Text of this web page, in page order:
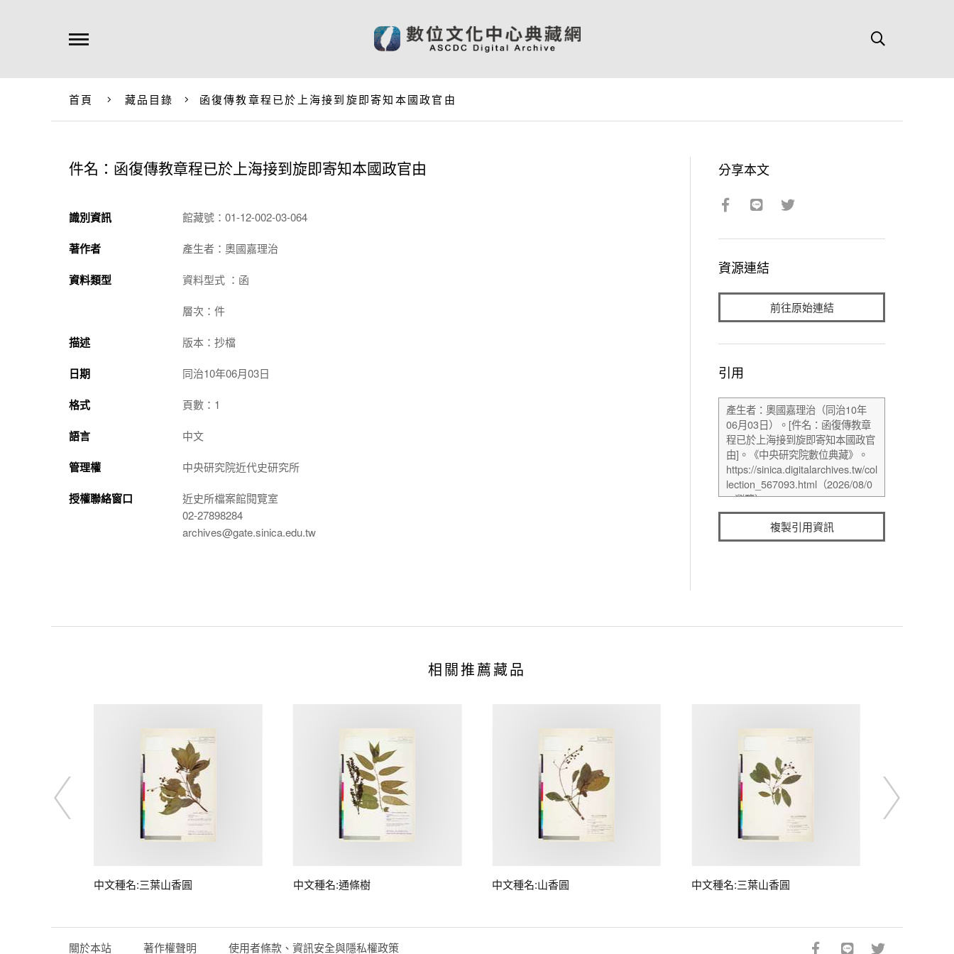
首頁 藏品目錄 函復傳教章程已於上海接到旋即寄知本國政官由
件名：函復傳教章程已於上海接到旋即寄知本國政官由
識別資訊 館藏號：01-12-002-03-064
著作者 產生者：奧國嘉理治
資料類型 資料型式 ：函
層次：件
描述 版本：抄檔
日期 同治10年06月03日
格式 頁數：1
語言 中文
管理權 中央研究院近代史研究所
授權聯絡窗口
近史所檔案館閱覽室
02-27898284
archives@gate.sinica.edu.tw
分享本文
資源連結
前往原始連結
引用
複製引用資訊
相關推薦藏品
中文種名:三葉山香圓 中文種名:通條樹 中文種名:山香圓 中文種名:三葉山香圓
關於本站 著作權聲明 使用者條款、資訊安全與隱私權政策